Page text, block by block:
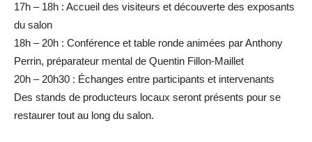
17h – 18h : Accueil des visiteurs et découverte des exposants
du salon
18h – 20h : Conférence et table ronde animées par Anthony
Perrin, préparateur mental de Quentin Fillon-Maillet
20h – 20h30 : Échanges entre participants et intervenants
Des stands de producteurs locaux seront présents pour se
restaurer tout au long du salon.